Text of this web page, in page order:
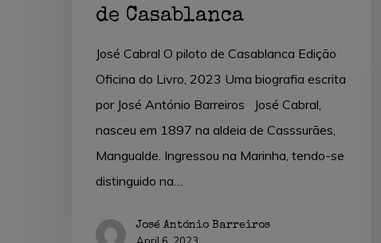
de Casablanca
José Cabral O piloto de Casablanca Edição
Oficina do Livro, 2023 Uma biografia escrita
por José António Barreiros José Cabral,
nasceu em 1897 na aldeia de Casssurães,
Mangualde. Ingressou na Marinha, tendo-se
distinguido na…
José António Barreiros